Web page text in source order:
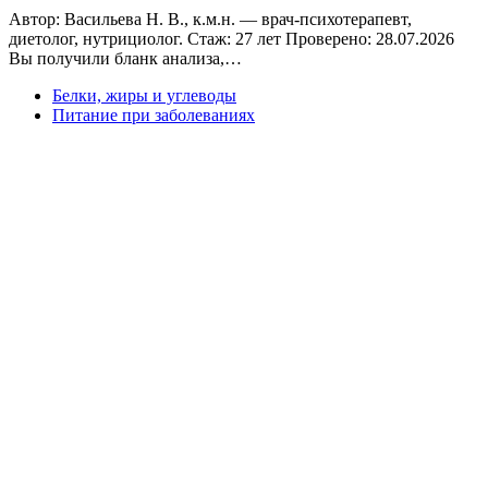
Автор: Васильева Н. В., к.м.н. — врач-психотерапевт,
диетолог, нутрициолог. Стаж: 27 лет Проверено: 28.07.2026
Вы получили бланк анализа,…
Белки, жиры и углеводы
Питание при заболеваниях